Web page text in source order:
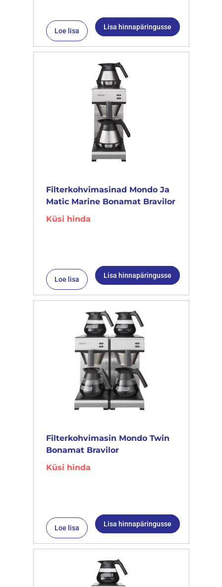
Loe lisa Lisa hinnapäringusse
Filterkohvimasinad Mondo Ja
Matic Marine Bonamat Bravilor
Küsi hinda
Loe lisa Lisa hinnapäringusse
Filterkohvimasin Mondo Twin
Bonamat Bravilor
Küsi hinda
Loe lisa Lisa hinnapäringusse